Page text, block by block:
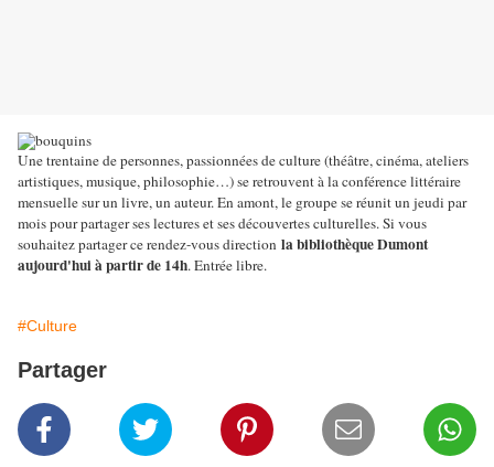
Une trentaine de personnes, passionnées de culture (théâtre, cinéma, ateliers
artistiques, musique, philosophie…) se retrouvent à la conférence littéraire
mensuelle sur un livre, un auteur. En amont, le groupe se réunit un jeudi par
mois pour partager ses lectures et ses découvertes culturelles. Si vous
souhaitez partager ce rendez-vous direction la bibliothèque Dumont
aujourd'hui à partir de 14h. Entrée libre.
#Culture
Partager